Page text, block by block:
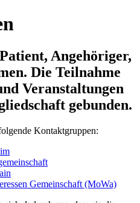
Angehöriger,
Die Teilnahme
Veranstaltungen
gebunden.
Kontaktgruppen:
Gemeinschaft (MoWa)